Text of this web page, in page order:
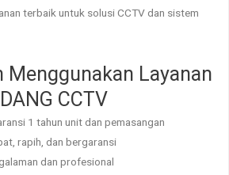
terbaik untuk solusi CCTV dan sistem
Menggunakan Layanan
CCTV
1 tahun unit dan pemasangan
rapih, dan bergaransi
dan profesional